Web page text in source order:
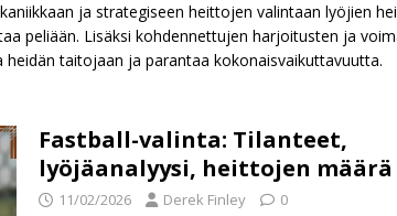
ja strategiseen heittojen valintaan lyöjien
peliään. Lisäksi kohdennettujen harjoitusten ja
heidän taitojaan ja parantaa kokonaisvaikuttavuutta.
Fastball-valinta: Tilanteet,
lyöjäanalyysi, heittojen määrä
11/02/2026 Derek Finley 0